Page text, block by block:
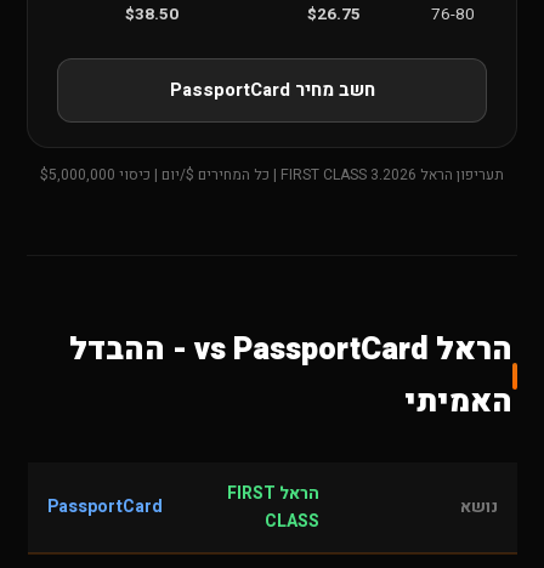
76-80
$26.75
$38.50
חשב מחיר PassportCard
תעריפון הראל FIRST CLASS 3.2026 | כל המחירים $/יום | כיסוי $5,000,000
הראל vs PassportCard - ההבדל
האמיתי
נושא
הראל FIRST
CLASS
PassportCard